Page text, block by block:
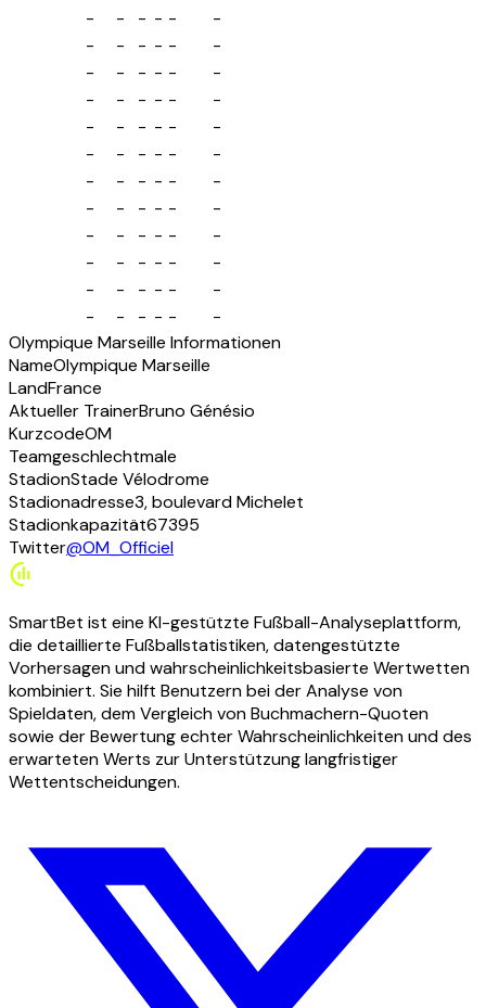
-
- - - -
-
-
- - - -
-
-
- - - -
-
-
- - - -
-
-
- - - -
-
-
- - - -
-
-
- - - -
-
-
- - - -
-
-
- - - -
-
-
- - - -
-
-
- - - -
-
-
- - - -
-
Olympique Marseille Informationen
NameOlympique Marseille
LandFrance
Aktueller TrainerBruno Génésio
KurzcodeOM
Teamgeschlechtmale
StadionStade Vélodrome
Stadionadresse3, boulevard Michelet
Stadionkapazität67395
Twitter@OM_Officiel
SmartBet ist eine KI-gestützte Fußball-Analyseplattform,
die detaillierte Fußballstatistiken, datengestützte
Vorhersagen und wahrscheinlichkeitsbasierte Wertwetten
kombiniert. Sie hilft Benutzern bei der Analyse von
Spieldaten, dem Vergleich von Buchmachern-Quoten
sowie der Bewertung echter Wahrscheinlichkeiten und des
erwarteten Werts zur Unterstützung langfristiger
Wettentscheidungen.